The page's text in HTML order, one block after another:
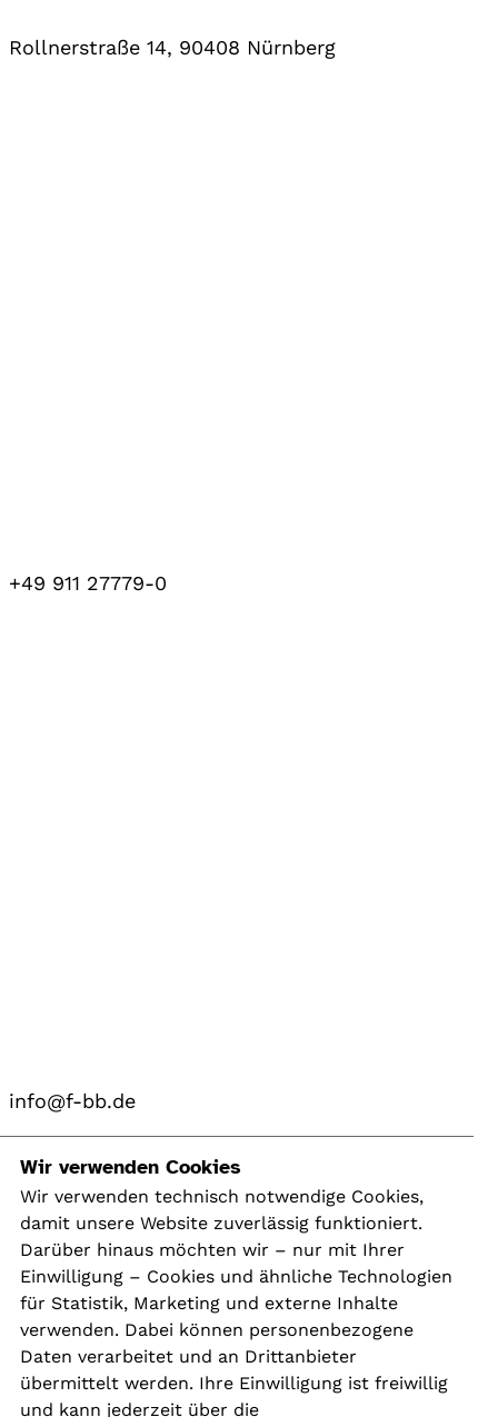
Rollnerstraße 14, 90408 Nürnberg
+49 911 27779-0
info@f-bb.de
Navigation
Kontakt
Presse
Aktuelles
Karriere
Newsletter
Wir verwenden Cookies
Wir verwenden technisch notwendige Cookies,
damit unsere Website zuverlässig funktioniert.
Darüber hinaus möchten wir – nur mit Ihrer
Einwilligung – Cookies und ähnliche Technologien
für Statistik, Marketing und externe Inhalte
verwenden. Dabei können personenbezogene
Daten verarbeitet und an Drittanbieter
übermittelt werden. Ihre Einwilligung ist freiwillig
und kann jederzeit über die